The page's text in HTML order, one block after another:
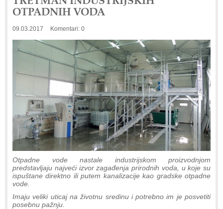
OTPADNIH VODA
09.03.2017 Komentari: 0
Otpadne vode nastale industrijskom proizvodnjom
predstavljaju najveći izvor zagađenja prirodnih voda, u koje su
ispuštane direktno ili putem kanalizacije kao gradske otpadne
vode.
Imaju veliki uticaj na životnu sredinu i potrebno im je posvetiti
posebnu pažnju.